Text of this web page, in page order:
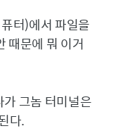
터)에서 파일을
때문에 뭐 이거
그놈 터미널은
다.